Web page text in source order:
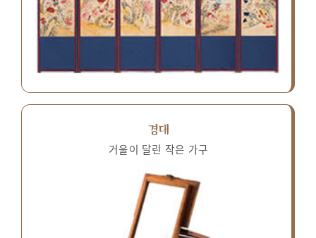
경대
거울이 달린 작은 가구